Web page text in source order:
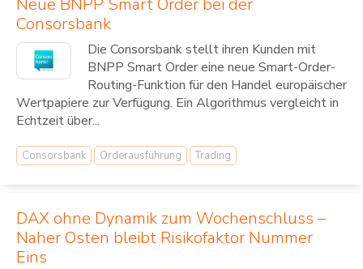
Neue BNPP Smart Order bei der
Consorsbank
Die Consorsbank stellt ihren Kunden mit
BNPP Smart Order eine neue Smart-Order-
Routing-Funktion für den Handel europäischer
Wertpapiere zur Verfügung. Ein Algorithmus vergleicht in
Echtzeit über...
Consorsbank Orderausführung Trading
DAX ohne Dynamik zum Wochenschluss –
Naher Osten bleibt Risikofaktor Nummer
Eins